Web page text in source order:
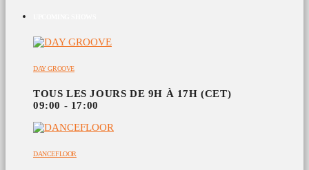
DAY GROOVE
TOUS LES JOURS DE 9H À 17H (CET)
09:00 - 17:00
DANCEFLOOR